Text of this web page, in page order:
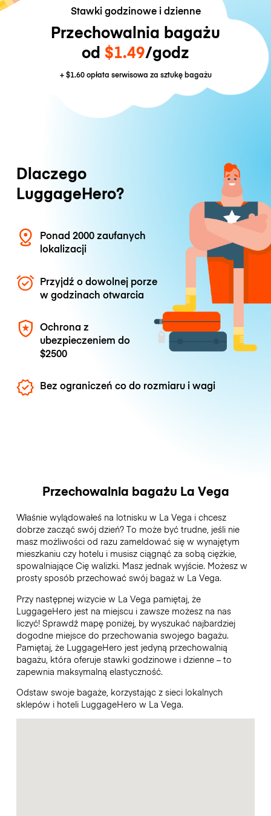
Stawki godzinowe i dzienne
Przechowalnia bagażu
od $1.49/godz
+$1.60opłata serwisowa za sztukę bagażu
Dlaczego
LuggageHero?
Ponad 2000 zaufanych
lokalizacji
Przyjdź o dowolnej porze
w godzinach otwarcia
Ochrona z
ubezpieczeniem do
$2500
Bez ograniczeń co do rozmiaru i wagi
Przechowalnia bagażu La Vega
Właśnie wylądowałeś na lotnisku w La Vega i chcesz
dobrze zacząć swój dzień? To może być trudne, jeśli nie
masz możliwości od razu zameldować się w wynajętym
mieszkaniu czy hotelu i musisz ciągnąć za sobą ciężkie,
spowalniające Cię walizki. Masz jednak wyjście. Możesz w
prosty sposób przechować swój bagaż w La Vega.
Przy następnej wizycie w La Vega pamiętaj, że
LuggageHero jest na miejscu i zawsze możesz na nas
liczyć! Sprawdź mapę poniżej, by wyszukać najbardziej
dogodne miejsce do przechowania swojego bagażu.
Pamiętaj, że LuggageHero jest jedyną przechowalnią
bagażu, która oferuje stawki godzinowe i dzienne – to
zapewnia maksymalną elastyczność.
Odstaw swoje bagaże, korzystając z sieci lokalnych
sklepów i hoteli LuggageHero w La Vega.